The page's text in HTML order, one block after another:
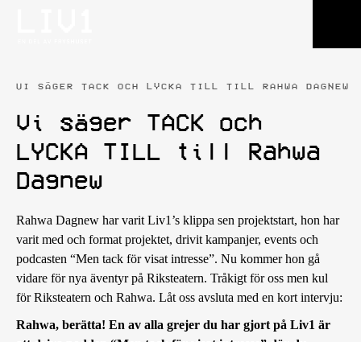
VI SÄGER TACK OCH LYCKA TILL TILL RAHWA DAGNEW
Vi säger TACK och
LYCKA TILL till Rahwa
Dagnew
Rahwa Dagnew har varit Liv1’s klippa sen projektstart, hon har
varit med och format projektet, drivit kampanjer, events och
podcasten “Men tack för visat intresse”. Nu kommer hon gå
vidare för nya äventyr på Riksteatern. Tråkigt för oss men kul
för Riksteatern och Rahwa. Låt oss avsluta med en kort intervju:
Rahwa, berätta! En av alla grejer du har gjort på Liv1 är